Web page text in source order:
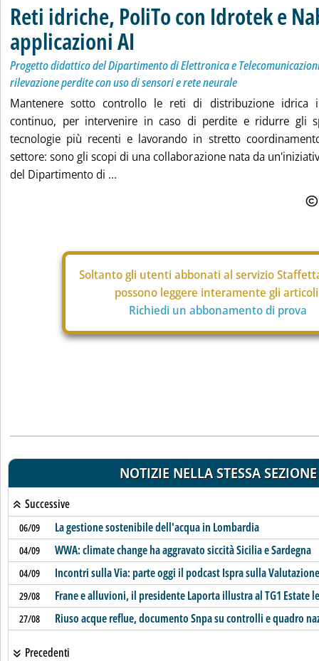
Reti idriche, PoliTo con Idrotek e
applicazioni AI
Progetto didattico del Dipartimento di Elettronica e
rilevazione perdite con uso di sensori e rete neurale
Mantenere sotto controllo le reti di distribuzione idrica
continuo, per intervenire in caso di perdite e ridurre gli
tecnologie più recenti e lavorando in stretto
settore: sono gli scopi di una collaborazione nata da
del Dipartimento di ...
Soltanto gli utenti abbonati al servizio
possono leggere interamente gli
Richiedi un abbonamento di prova
NOTIZIE NELLA STESSA SEZIONE
Successive
06/09 La gestione sostenibile dell'acqua in Lombardia
04/09 WWA: climate change ha aggravato siccità Sicilia e Sardegna
04/09 Incontri sulla Via: parte oggi il podcast Ispra sulla
29/08 Frane e alluvioni, il presidente Laporta illustra al TG1 Estate
27/08 Riuso acque reflue, documento Snpa su controlli e quadro
Precedenti